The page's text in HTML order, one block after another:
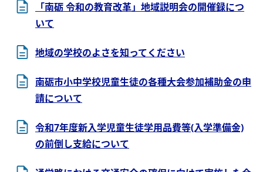
「南砺 令和の教育改革」地域説明会の開催録につ
いて
地域の学校のよさを知ってください
南砺市小中学校児童生徒の各種大会参加補助金の申
請について
令和7年度新入学児童生徒学用品費等(入学準備金)
の前倒し支給について